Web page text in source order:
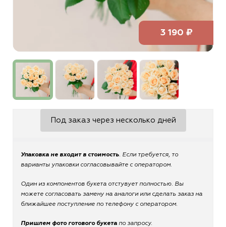
3 190 ₽
Упаковка не входит в стоимость. Если требуется, то
варианты упаковки согласовывайте с оператором.
Один из компонентов букета отстувует полностью. Вы
можете согласовать замену на аналоги или сделать заказ на
ближайшее поступление по телефону с оператором.
Пришлем фото готового букета по запросу.
Под заказ через несколько дней